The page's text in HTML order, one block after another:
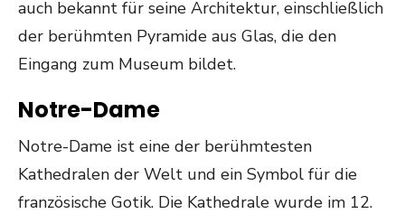
auch bekannt für seine Architektur, einschließlich
der berühmten Pyramide aus Glas, die den
Eingang zum Museum bildet.
Notre-Dame
Notre-Dame ist eine der berühmtesten
Kathedralen der Welt und ein Symbol für die
französische Gotik. Die Kathedrale wurde im 12.